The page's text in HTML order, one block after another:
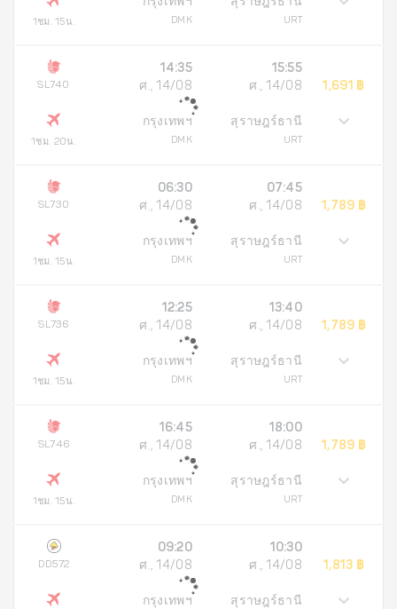
1ชม. 15น.
กรุงเทพฯ
DMK
สุราษฎร์ธานี
URT
SL740
1ชม. 20น.
14:35
ศ., 14/08
กรุงเทพฯ
DMK
15:55
ศ., 14/08
สุราษฎร์ธานี
URT
1,691 ฿
SL730
1ชม. 15น.
06:30
ศ., 14/08
กรุงเทพฯ
DMK
07:45
ศ., 14/08
สุราษฎร์ธานี
URT
1,789 ฿
SL736
1ชม. 15น.
12:25
ศ., 14/08
กรุงเทพฯ
DMK
13:40
ศ., 14/08
สุราษฎร์ธานี
URT
1,789 ฿
SL746
1ชม. 15น.
16:45
ศ., 14/08
กรุงเทพฯ
DMK
18:00
ศ., 14/08
สุราษฎร์ธานี
URT
1,789 ฿
DD572
09:20
ศ., 14/08
กรุงเทพฯ
10:30
ศ., 14/08
สุราษฎร์ธานี
1,813 ฿